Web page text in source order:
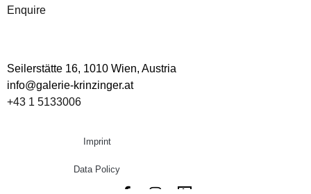
Enquire
Seilerstätte 16, 1010 Wien, Austria
info@galerie-krinzinger.at
+43 1 5133006
Imprint
Data Policy